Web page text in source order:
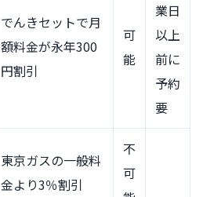
でんきセットで月
額料金が永年300
円割引
可
能
業日
以上
前に
予約
要
東京ガスの一般料
金より3％割引
不
可